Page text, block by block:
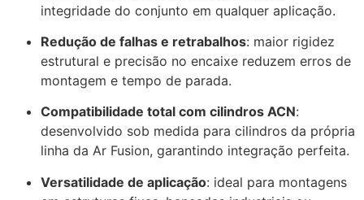
integridade do conjunto em qualquer aplicação.
Redução de falhas e retrabalhos: maior rigidez
estrutural e precisão no encaixe reduzem erros de
montagem e tempo de parada.
Compatibilidade total com cilindros ACN:
desenvolvido sob medida para cilindros da própria
linha da Ar Fusion, garantindo integração perfeita.
Versatilidade de aplicação: ideal para montagens